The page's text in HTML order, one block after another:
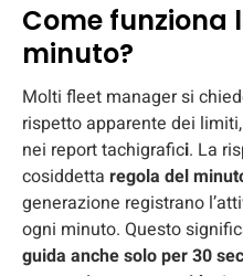
Come funziona
minuto?
Molti fleet manager si
rispetto apparente dei
nei report tachigrafici. La
cosiddetta regola del
generazione registrano
ogni minuto. Questo
guida anche solo per 30